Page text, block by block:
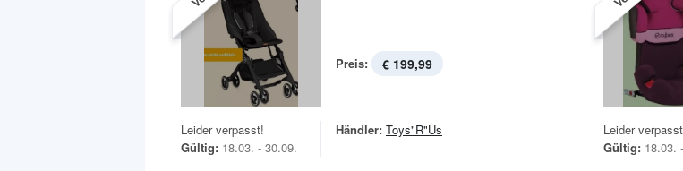
Preis: € 199,99
Leider verpasst!
Gültig: 18.03. - 30.09.
Händler: Toys"R"Us
Leider
Gültig: 18.03.